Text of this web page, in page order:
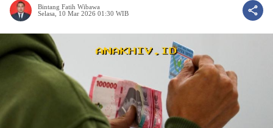
Bintang Fatih Wibawa
Selasa, 10 Mar 2026 01:30 WIB